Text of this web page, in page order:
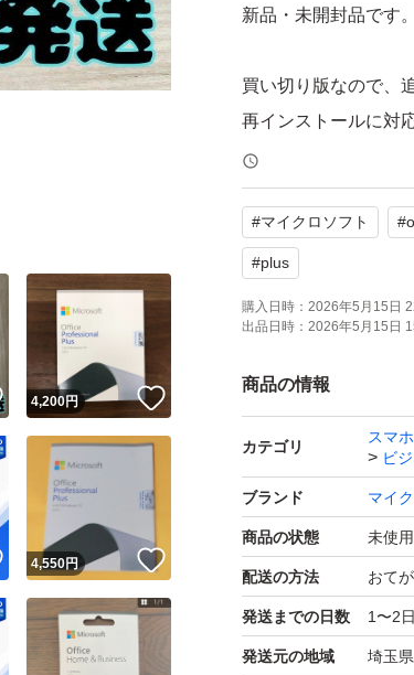
新品・未開封品です。
買い切り版なので、
再インストールに対
含まれるアプリ：
Word
Excel
PowerPoint
Outlook
Publisher
対応OS：Windows
インストールから認
まとめ買いにも対応
#マイクロソフト #
#plus
購入日時： 2026年5月15日
出品日時： 2026年5月15日
商品の情報
カテゴリ
スマ
ビ
ブランド マイ
商品の状態 未使用
配送の方法 おて
発送までの日数 1〜2
発送元の地域 埼玉県
いいね！
4,200円
いいね！
4,550円